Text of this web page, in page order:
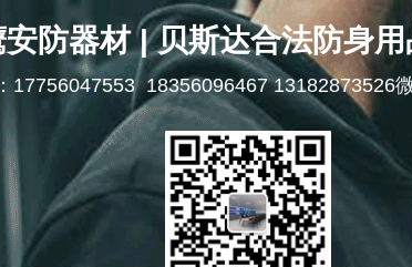
防器材 | 贝斯达合法防身用
17756047553 18356096467 13182873526